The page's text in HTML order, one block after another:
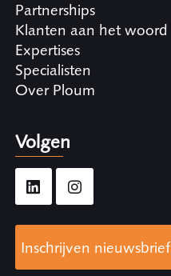
Partnerships
Klanten aan het woord
Expertises
Specialisten
Over Ploum
Volgen
Inschrijven nieuwsbrief